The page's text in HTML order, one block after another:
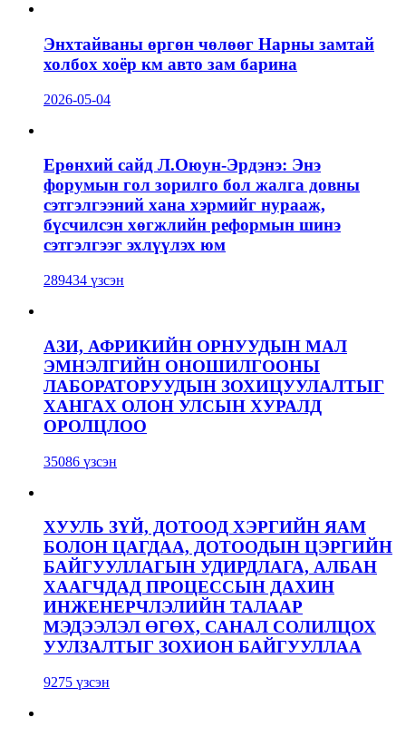
Энхтайваны өргөн чөлөөг Нарны замтай
холбох хоёр км авто зам барина
2026-05-04
Ерөнхий сайд Л.Оюун-Эрдэнэ: Энэ
форумын гол зорилго бол жалга довны
сэтгэлгээний хана хэрмийг нурааж,
бүсчилсэн хөгжлийн реформын шинэ
сэтгэлгээг эхлүүлэх юм
289434 үзсэн
АЗИ, АФРИКИЙН ОРНУУДЫН МАЛ
ЭМНЭЛГИЙН ОНОШИЛГООНЫ
ЛАБОРАТОРУУДЫН ЗОХИЦУУЛАЛТЫГ
ХАНГАХ ОЛОН УЛСЫН ХУРАЛД
ОРОЛЦЛОО
35086 үзсэн
ХУУЛЬ ЗҮЙ, ДОТООД ХЭРГИЙН ЯАМ
БОЛОН ЦАГДАА, ДОТООДЫН ЦЭРГИЙН
БАЙГУУЛЛАГЫН УДИРДЛАГА, АЛБАН
ХААГЧДАД ПРОЦЕССЫН ДАХИН
ИНЖЕНЕРЧЛЭЛИЙН ТАЛААР
МЭДЭЭЛЭЛ ӨГӨХ, САНАЛ СОЛИЛЦОХ
УУЛЗАЛТЫГ ЗОХИОН БАЙГУУЛЛАА
9275 үзсэн